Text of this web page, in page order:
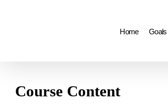
Home Goals
Course Content